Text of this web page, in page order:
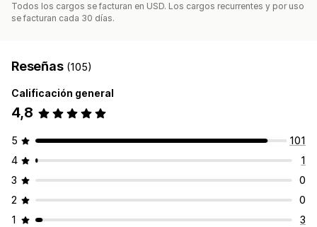
Todos los cargos se facturan en USD. Los cargos recurrentes y por uso
se facturan cada 30 días.
Reseñas (105)
Calificación general
4,8
5
101
4
1
3
0
2
0
1
3